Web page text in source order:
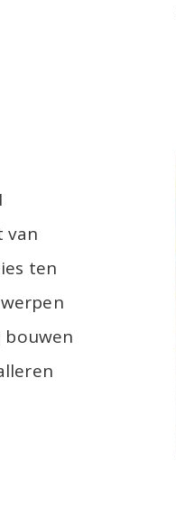
van
ten
bouwen